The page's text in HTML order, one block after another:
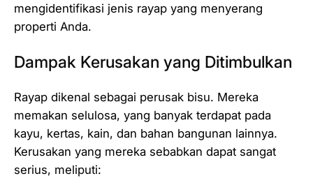
mengidentifikasi jenis rayap yang menyerang
properti Anda.
Dampak Kerusakan yang Ditimbulkan
Rayap dikenal sebagai perusak bisu. Mereka
memakan selulosa, yang banyak terdapat pada
kayu, kertas, kain, dan bahan bangunan lainnya.
Kerusakan yang mereka sebabkan dapat sangat
serius, meliputi: